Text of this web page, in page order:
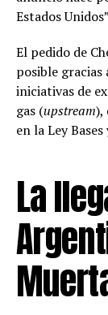
Estados
El pedido de
posible gracias
iniciativas de
gas (upstream),
en la Ley
La